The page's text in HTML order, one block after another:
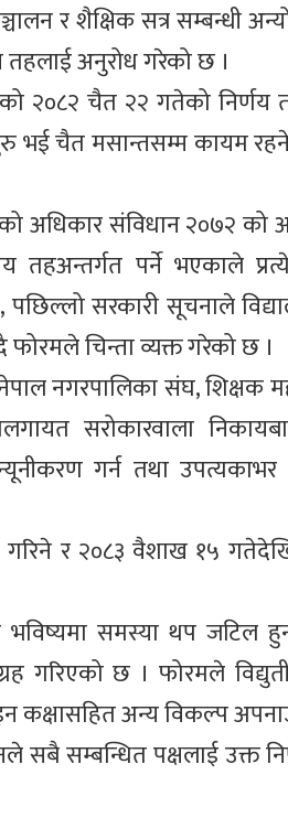
र शैक्षिक सत्र सम्बन्धी
तहलाई अनुरोध गरेको छ ।
चैत २२ गतेको निर्णय
चैत मसान्तसम्म कायम रहने
अधिकार संविधान २०७२ को
पर्ने भएकाले
सरकारी सूचनाले
चिन्ता व्यक्त गरेको छ ।
नेपाल नगरपालिका संघ, शिक्षक
सरोकारवाला
गर्न तथा
गरिने र २०८३ वैशाख १५
समस्या थप जटिल
गरिएको छ । फोरमले
कक्षासहित अन्य विकल्प
सबै सम्बन्धित पक्षलाई उक्त